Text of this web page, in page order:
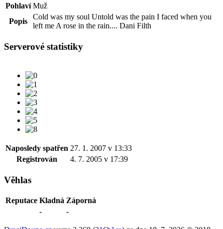
Pohlaví Muž
Popis
Cold was my soul Untold was the pain I faced when you
left me A rose in the rain.... Dani Filth
Serverové statistiky
Naposledy spatřen 27. 1. 2007 v 13:33
Registrován
4. 7. 2005 v 17:39
Věhlas
Reputace Kladná Záporná
-
-